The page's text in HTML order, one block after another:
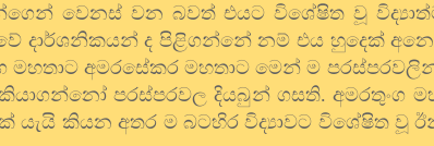
වෙනස් වන බවත් එයට විශේෂිත වූ
දාර්ශනිකයන් ද පිළිගන්නේ නම් එය හුදෙක්
අමරසේකර මහතාට මෙන් ම
පරස්පරවල දියබුන් ගසති. අමරතුංග
කියන අතර ම බටහිර විද්‍යාවට විශේෂිත වූ